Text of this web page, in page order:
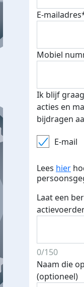
Bij 500
je je
E-
Mobiel
Ik blijf
acties en
bijdragen
E-mail
Lees hier
Laat een
0/150
Naam die
(optioneel)